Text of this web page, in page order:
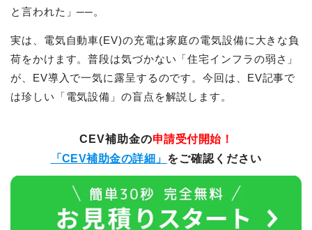
と言われた」──。
実は、電気自動車(EV)の充電は家庭の電気設備に大きな負
荷をかけます。普段は気づかない「住宅インフラの弱さ」
が、EV導入で一気に露呈するのです。今回は、EV記事で
は珍しい「電気設備」の盲点を解説します。
CEV補助金の申請受付開始！
「CEV補助金の詳細」 をご確認ください